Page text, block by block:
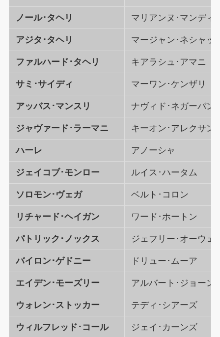
ノール･タヘリ マリアンヌ･マンディ
アジタ･タヘリ マージャン･ネシャッ
ファルハード･タヘリ キアラシュ･アマニ
サミ･サイディ マーワン･ケンザリ
アッバス･マンスリ ナヴィド･ネガーバン
ジャヴァード･ラーマニ キーオン･アレクサン
ハーレ アノーシャ
ジェイコブ･モンロー ルイス･ハータム
ソロモン･ヴェガ ベルト･コロン
リチャード･ヘイガン ワード･ホートン
パトリック･ノックス ジェフリー･オーウェ
バイロン･ゲドニー ドリュー･ムーア
エイデン･モーズリー アルバート･ジョーン
ウォレン･ストッカー テディ･シアーズ
ウィルフレッド･コール ジェイ･カーンズ